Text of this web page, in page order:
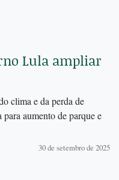
Lula ampliar
clima e da perda de
aumento de parque e
30 de setembro de 2025